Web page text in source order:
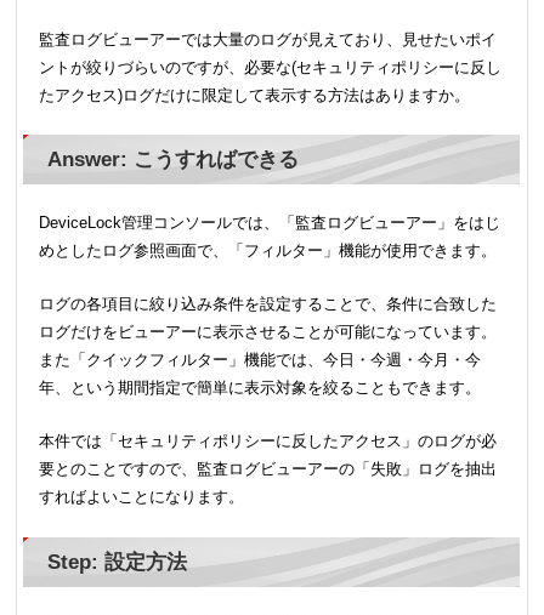
監査ログビューアーでは大量のログが見えており、見せたいポイ
ントが絞りづらいのですが、必要な(セキュリティポリシーに反し
たアクセス)ログだけに限定して表示する方法はありますか。
Answer: こうすればできる
DeviceLock管理コンソールでは、「監査ログビューアー」をはじ
めとしたログ参照画面で、「フィルター」機能が使用できます。
ログの各項目に絞り込み条件を設定することで、条件に合致した
ログだけをビューアーに表示させることが可能になっています。
また「クイックフィルター」機能では、今日・今週・今月・今
年、という期間指定で簡単に表示対象を絞ることもできます。
本件では「セキュリティポリシーに反したアクセス」のログが必
要とのことですので、監査ログビューアーの「失敗」ログを抽出
すればよいことになります。
Step: 設定方法